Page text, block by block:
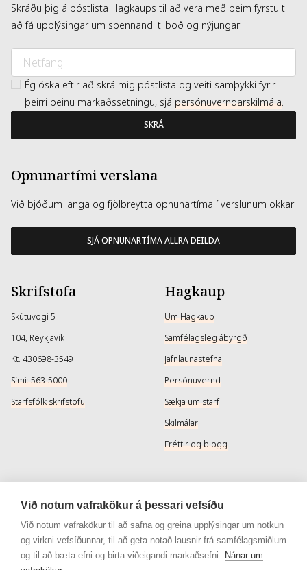
Skráðu þig á póstlista Hagkaups til að vera með þeim fyrstu til
að fá upplýsingar um spennandi tilboð og nýjungar
Ég óska eftir að skrá mig póstlista og veiti samþykki fyrir
þeirri beinu markaðssetningu, sjá persónuverndarskilmála.
SKRÁ
Opnunartími verslana
Við bjóðum langa og fjölbreytta opnunartíma í verslunum okkar
SJÁ OPNUNARTÍMA ALLRA DEILDA
Skrifstofa
Skútuvogi 5
104, Reykjavík
Kt. 430698-3549
Sími: 563-5000
Starfsfólk skrifstofu
Hagkaup
Um Hagkaup
Samfélagsleg ábyrgð
Jafnlaunastefna
Persónuvernd
Sækja um starf
Skilmálar
Fréttir og blogg
Þjónusta
Afhendingarmöguleikar
Skilareglur
Algengar spurningar
Samfélagsmiðlar
Instagram
Instagram - Snyrtivara
Við notum vafrakökur á þessari vefsíðu
Við notum vafrakökur til að safna og greina upplýsingar um notkun
og virkni vefsíðunnar, til að geta notað lausnir frá samfélagsmiðlum
og til að bæta efni og birta viðeigandi markaðsefni. Nánar um